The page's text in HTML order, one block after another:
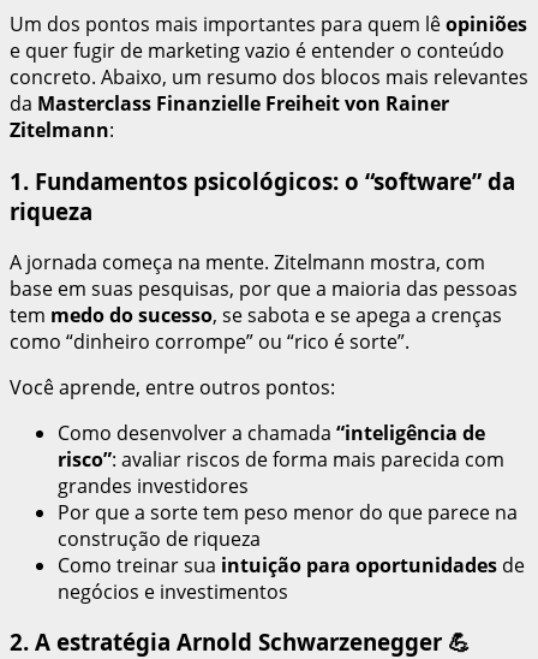
Um dos pontos mais importantes para quem lêopiniões
e quer fugir de marketing vazio é entender o conteúdo
concreto. Abaixo, um resumo dos blocos mais relevantes
da Masterclass Finanzielle Freiheit von Rainer
Zitelmann:
1. Fundamentos psicológicos: o “software” da
riqueza
A jornada começa na mente. Zitelmann mostra, com
base em suas pesquisas, por que a maioria das pessoas
tem medo do sucesso, se sabota e se apega a crenças
como “dinheiro corrompe” ou “rico é sorte”.
Você aprende, entre outros pontos:
Como desenvolver a chamada “inteligência de
risco”: avaliar riscos de forma mais parecida com
grandes investidores
Por que a sorte tem peso menor do que parece na
construção de riqueza
Como treinar sua intuição para oportunidades de
negócios e investimentos
2. A estratégia Arnold Schwarzenegger 💪